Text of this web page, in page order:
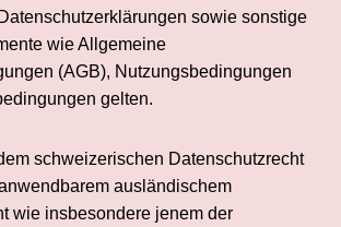
sowie sonstige
wie Allgemeine
(AGB), Nutzungsbedingungen
gelten.
schweizerischen Datenschutzrecht
ausländischem
wie insbesondere jenem der